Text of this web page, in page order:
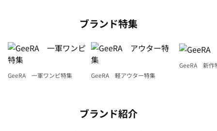
ブランド特集
GeeRA 一軍ワンピ特集 GeeRA 軽アウター特集
GeeRA 新作
ブランド紹介